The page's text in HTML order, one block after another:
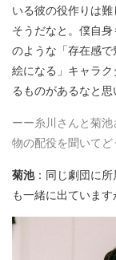
いる彼の役作りは
そうだなと。僕自
のような「存在感
絵になる」キャラ
るものがあるなと思
ーー糸川さんと菊
物の配役を聞いてど
菊池：同じ劇団に
も一緒に出ています